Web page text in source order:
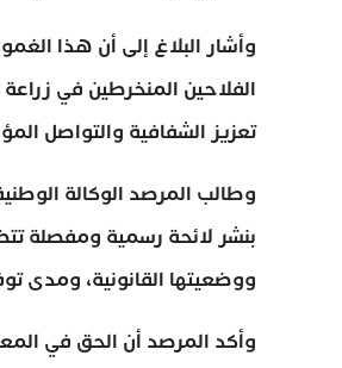
وأشار البلاغ إلى أن هذا
الفلاحين المنخرطين في زراعة
تعزيز الشفافية والتواصل
وطالب المرصد الوكالة
بنشر لائحة رسمية ومفصلة
ووضعيتها القانونية، ومدى
وأكد المرصد أن الحق في